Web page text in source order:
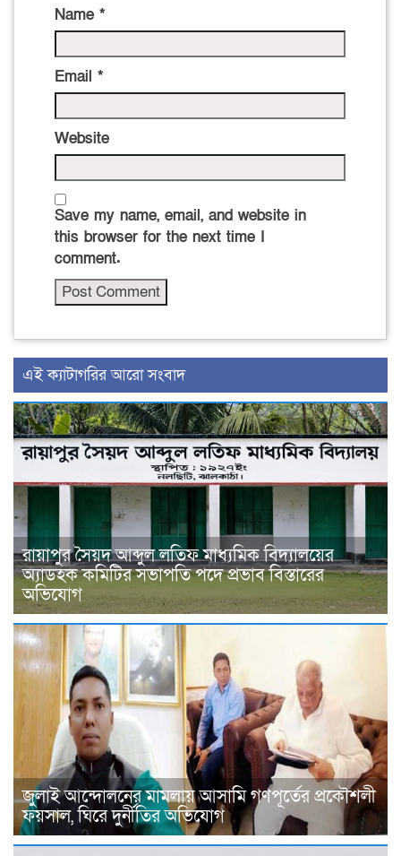
Name *
Email *
Website
Save my name, email, and website in
this browser for the next time I
comment.
‍এই ক্যাটাগরির ‍আরো সংবাদ
রায়াপুর সৈয়দ আব্দুল লতিফ মাধ্যমিক বিদ্যালয়ের
অ্যাডহক কমিটির সভাপতি পদে প্রভাব বিস্তারের
অভিযোগ
জুলাই আন্দোলনের মামলায় আসামি গণপূর্তের প্রকৌশলী
ফয়সাল, ঘিরে দুর্নীতির অভিযোগ